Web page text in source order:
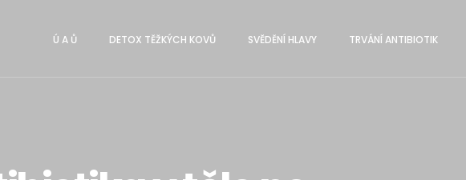
Ú A Ů DETOX TĚŽKÝCH KOVŮ SVĔDĚNÍ HLAVY TRVÁNÍ ANTIBIOTIK